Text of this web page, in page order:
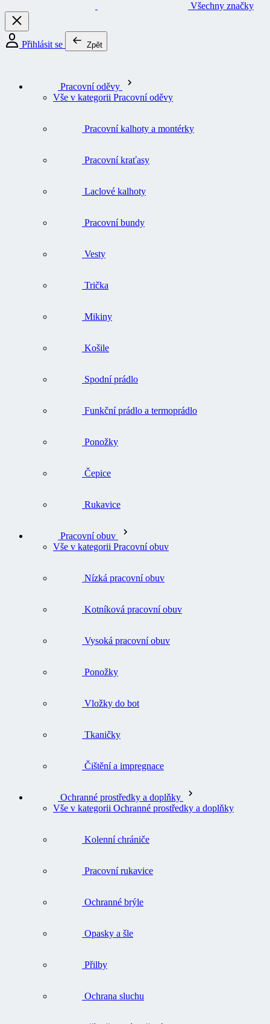
Všechny značky
Přihlásit se Zpět
Pracovní oděvy
Vše v kategorii Pracovní oděvy
Pracovní kalhoty a montérky
Pracovní kraťasy
Laclové kalhoty
Pracovní bundy
Vesty
Trička
Mikiny
Košile
Spodní prádlo
Funkční prádlo a termoprádlo
Ponožky
Čepice
Rukavice
Pracovní obuv
Vše v kategorii Pracovní obuv
Nízká pracovní obuv
Kotníková pracovní obuv
Vysoká pracovní obuv
Ponožky
Vložky do bot
Tkaničky
Čištění a impregnace
Ochranné prostředky a doplňky
Vše v kategorii Ochranné prostředky a doplňky
Kolenní chrániče
Pracovní rukavice
Ochranné brýle
Opasky a šle
Přilby
Ochrana sluchu